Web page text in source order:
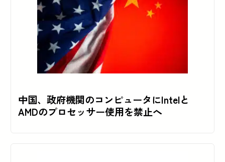
中国、政府機関のコンピュータにIntelと
AMDのプロセッサー使用を禁止へ